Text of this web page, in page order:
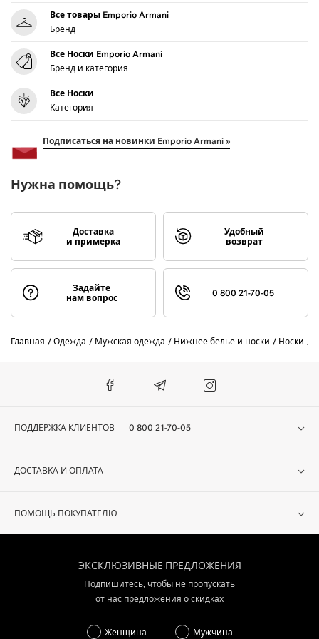
Все товары Emporio Armani
Бренд
Все Носки Emporio Armani
Бренд и категория
Все Носки
Категория
Подписаться на новинки Emporio Armani »
Нужна помощь?
Доставка
и примерка
Удобный
возврат
Задайте
нам вопрос
0 800 21-70-05
Главная Одежда Мужская одежда Нижнее белье и носки Носки
ПОДДЕРЖКА КЛИЕНТОВ 0 800 21-70-05
ДОСТАВКА И ОПЛАТА
ПОМОЩЬ ПОКУПАТЕЛЮ
ЭКСКЛЮЗИВНЫЕ ПРЕДЛОЖЕНИЯ
Подпишитесь, чтобы не пропускать
от нас предложения о скидках
Женщина Мужчина